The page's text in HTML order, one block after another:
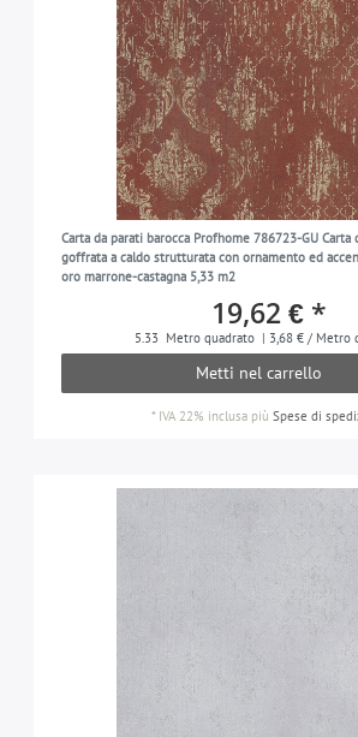
Carta da parati barocca Profhome 786723-GU Carta
goffrata a caldo strutturata con ornamento ed
oro marrone-castagna 5,33 m2
19,62 € *
5.33 Metro quadrato | 3,68 € / Metro
Metti nel carrello
* IVA 22% inclusapiù Spese di